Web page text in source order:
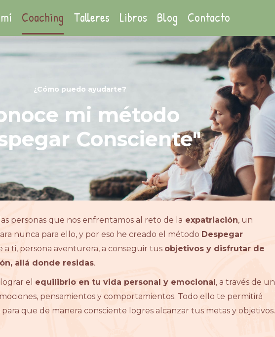
Coaching Talleres Libros Blog Contacto
¿Cómo puedo ayudarte?
mi método
Consciente"
personas que nos enfrentamos al reto de la expatriación, un
nunca para ello, y por eso he creado el método Despegar
a ti, persona aventurera, a conseguir tus objetivos y disfrutar de
allá donde residas.
el equilibrio en tu vida personal y emocional, a través de un
pensamientos y comportamientos. Todo ello te permitirá
que de manera consciente logres alcanzar tus metas y objetivos.